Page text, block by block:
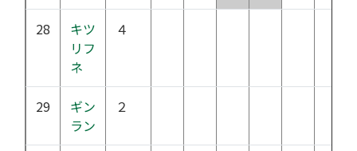
28
キツ
リフ
ネ
４
29
ギン
ラン
２